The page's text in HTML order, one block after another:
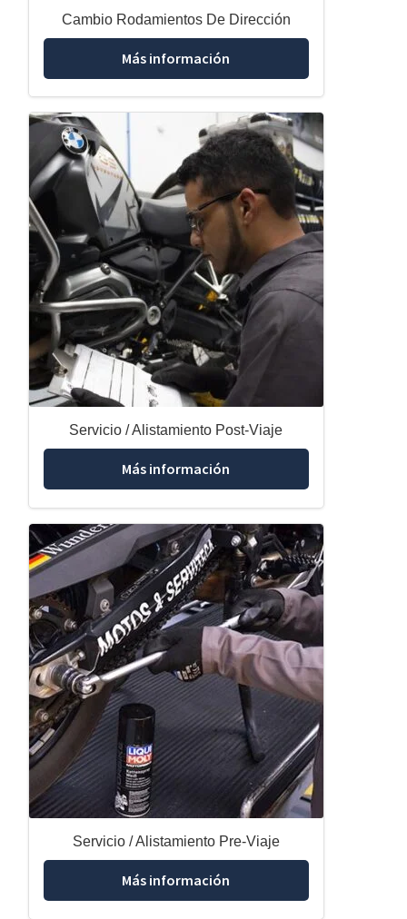
Cambio Rodamientos De Dirección
Más información
Servicio / Alistamiento Post-Viaje
Más información
Servicio / Alistamiento Pre-Viaje
Más información